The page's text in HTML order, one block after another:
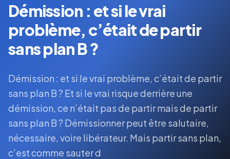
Démission : et si le vrai
problème, c’était de partir
sans plan B ?
Démission : et si le vrai problème, c’était de partir
sans plan B ? Et si le vrai risque derrière une
démission, ce n’était pas de partir mais de partir
sans plan B ? Démissionner peut être salutaire,
nécessaire, voire libérateur. Mais partir sans plan,
c’est comme sauter d